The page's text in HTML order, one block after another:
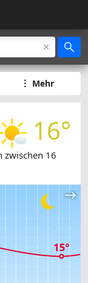
Mehr
16°
zwischen 16